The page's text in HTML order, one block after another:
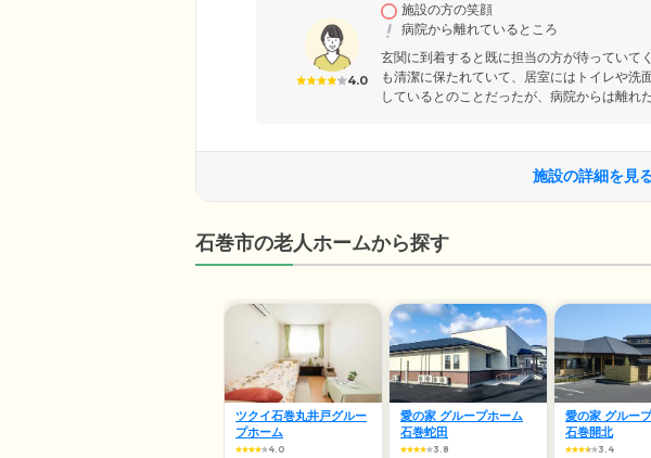
ください。ご入居に必要な要件は、石巻市の住民票と医
援2以上の認定です。
4.0
施設の方の笑顔
病院から離れているところ
玄関に到着すると既に担当の方が待っていて
も清潔に保たれていて、居室にはトイレや
しているとのことだったが、病院からは離れ
施設の詳細を見
石巻市の老人ホームから探す
ツクイ石巻丸井戸グルー
プホーム
4.0
愛の家 グループホーム
石巻蛇田
3.8
愛の家 グルー
石巻開北
3.4